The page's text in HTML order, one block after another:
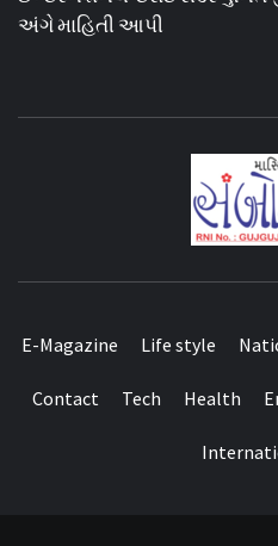
અંગે માહિતી આપી
E-Magazine Life style
Contact Tech Health